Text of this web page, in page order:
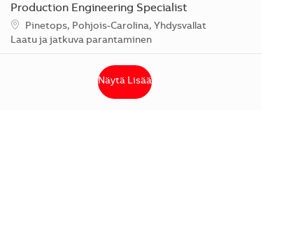
Production Engineering Specialist
SijaintiPinetops, Pohjois-Carolina, Yhdysvallat
Kategoria
Laatu ja jatkuva parantaminen
Näytä Lisää